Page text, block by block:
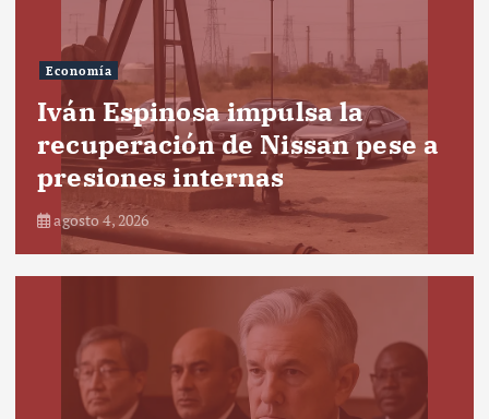
Economía
Iván Espinosa impulsa la
recuperación de Nissan pese a
presiones internas
agosto 4, 2026